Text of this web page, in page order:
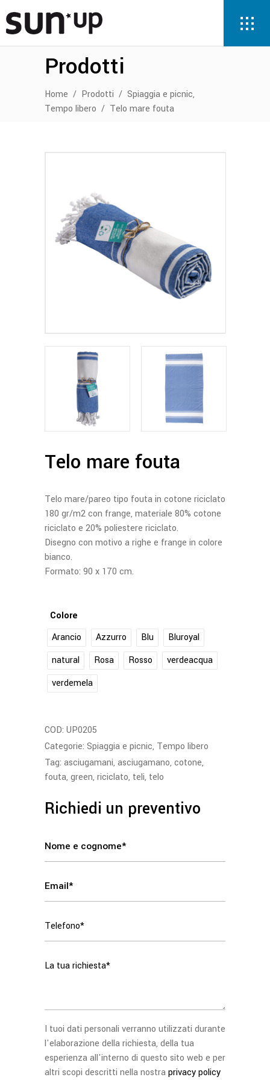
Prodotti
Home / Prodotti / Spiaggia e picnic,
Tempo libero / Telo mare fouta
Telo mare fouta
Telo mare/pareo tipo fouta in cotone riciclato
180 gr/m2 con frange, materiale 80% cotone
riciclato e 20% poliestere riciclato.
Disegno con motivo a righe e frange in colore
bianco.
Formato: 90 x 170 cm.
Colore
Arancio
Azzurro Blu
Bluroyal
natural
Rosa Rosso
verdeacqua
verdemela
COD: UP0205
Categorie: Spiaggia e picnic, Tempo libero
Tag: asciugamani, asciugamano, cotone,
fouta, green, riciclato, teli, telo
Richiedi un preventivo
I tuoi dati personali verranno utilizzati durante
l'elaborazione della richiesta, della tua
esperienza all'interno di questo sito web e per
altri scopi descritti nella nostraprivacy policy